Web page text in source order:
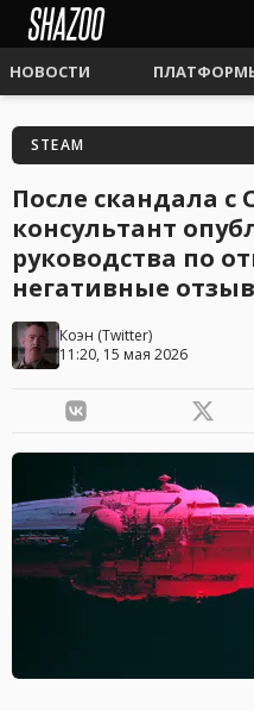
НОВОСТИ
STEAM
После скандала с
консультант
руководства по
негативные
Коэн (Twitter)
11:20, 15 мая 2026